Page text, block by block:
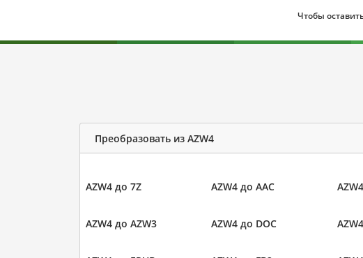
Чтобы
Преобразовать из AZW4
AZW4 до 7Z AZW4 до AAC
AZW4 до AZW3 AZW4 до DOC